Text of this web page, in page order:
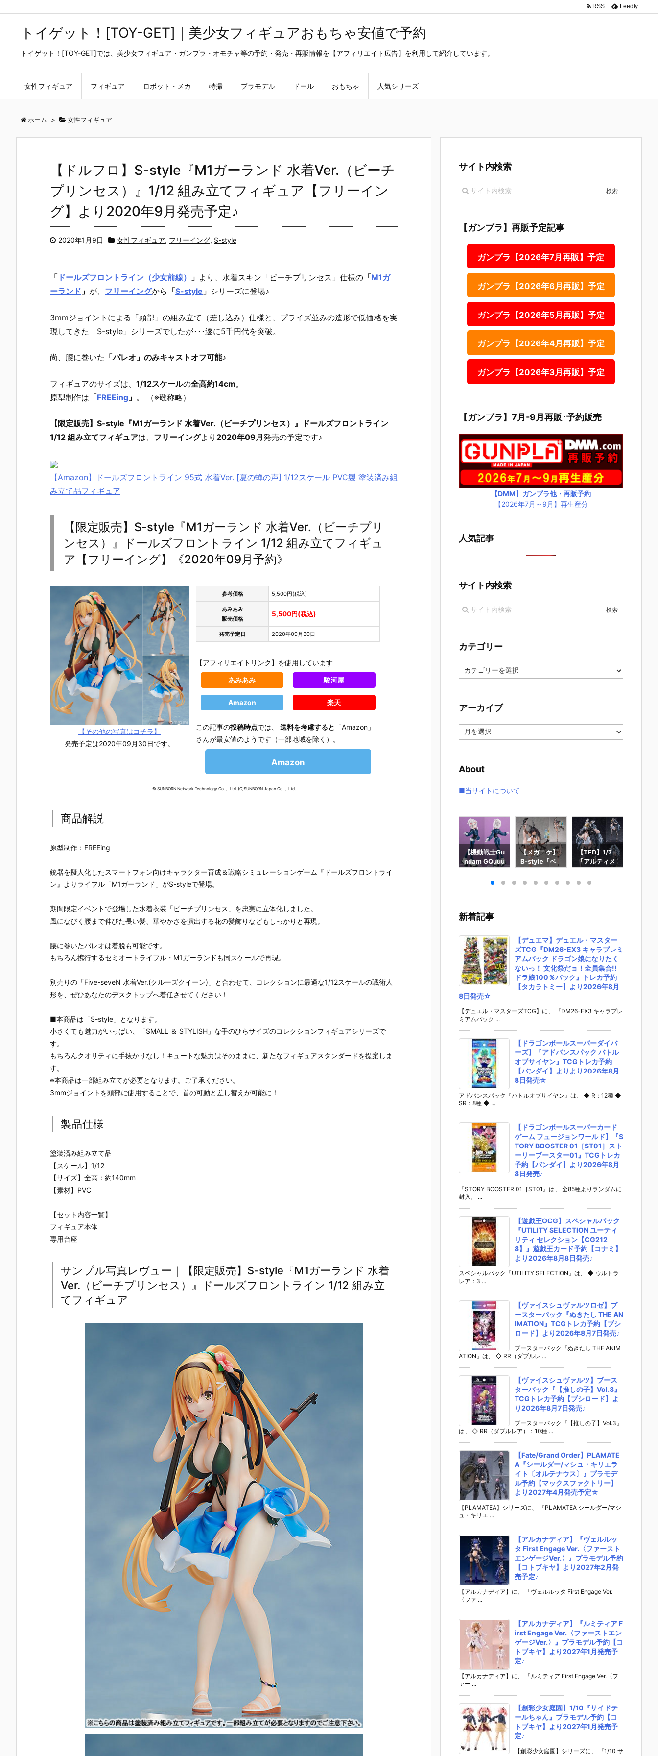
トイゲット！[TOY-GET]｜美少女フィギュアおもちゃ安値で予約
トイゲット！[TOY-GET]では、美少女フィギュア・ガンプラ・オモチャ等の予約・発売・再販情報を【アフィリエイト広告】を利用して紹介しています。
女性フィギュア フィギュア ロボット・メカ 特撮 プラモデル ドール おもちゃ 人気シリーズ
RSS Feedly
ホーム > 女性フィギュア
【ドルフロ】S-style『M1ガーランド 水着Ver.（ビーチ
プリンセス）』1/12 組み立てフィギュア【フリーイン
グ】より2020年9月発売予定♪
2020年1月9日 女性フィギュア, フリーイング, S-style
「 ドールズフロントライン（少女前線） 」 より、 水着スキン「ビーチプリンセス」仕様の 「M1ガ
ーランド 」 が、 フリーイングから 「S-style 」 シリーズに登場♪
3mmジョイントによる「頭部」の組み立て（差し込み）仕様と、プライズ並みの造形で低価格を実
現してきた「S-style」シリーズでしたが･･･遂に5千円代を突破。
尚、腰に巻いた 「パレオ」のみキャストオフ可能♪
フィギュアのサイズは、 1/12スケールの全高約14cm。
原型制作は 「FREEing 」 。 （※敬称略）
【限定販売】S-style『M1ガーランド 水着Ver.（ビーチプリンセス）』ドールズフロントライン
1/12 組み立てフィギュアは、 フリーイングより 2020年09月 発売の予定です♪
【Amazon】ドールズフロントライン 95式 水着Ver. [夏の蝉の声] 1/12スケール PVC製 塗装済み組
み立て品フィギュア
【限定販売】S-style『M1ガーランド 水着Ver.（ビーチプリ
ンセス）』ドールズフロントライン 1/12 組み立てフィギュ
ア【フリーイング】《2020年09月予約》
【その他の写真はコチラ】
発売予定は2020年09月30日です。
参考価格 5,500円(税込)
あみあみ
販売価格
5,500円(税込)
発売予定日 2020年09月30日
【アフィリエイトリンク】を使用しています
あみあみ 駿河屋
Amazon 楽天
この記事の投稿時点では、送料を考慮すると 「Amazon」
さんが最安値のようです（一部地域を除く）。
Amazon
© SUNBORN Network Technology Co.， Ltd. (C)SUNBORN Japan Co.， Ltd.
商品解説
原型制作：FREEing
銃器を擬人化したスマートフォン向けキャラクター育成＆戦略シミュレーションゲーム『ドールズフロントライ
ン』よりライフル「M1ガーランド」がS-styleで登場。
期間限定イベントで登場した水着衣装「ビーチプリンセス」を忠実に立体化しました。
風になびく腰まで伸びた長い髪、華やかさを演出する花の髪飾りなどもしっかりと再現。
腰に巻いたパレオは着脱も可能です。
もちろん携行するセミオートライフル・M1ガーランドも同スケールで再現。
別売りの「Five-seveN 水着Ver.(クルーズクイーン)」と合わせて、コレクションに最適な1/12スケールの戦術人
形を、ぜひあなたのデスクトップへ着任させてください！
■本商品は「S-style」となります。
小さくても魅力がいっぱい、「SMALL ＆ STYLISH」な手のひらサイズのコレクションフィギュアシリーズで
す。
もちろんクオリティに手抜かりなし！キュートな魅力はそのままに、新たなフィギュアスタンダードを提案しま
す。
※本商品は一部組み立てが必要となります。ご了承ください。
3mmジョイントを頭部に使用することで、首の可動と差し替えが可能に！！
製品仕様
塗装済み組み立て品
【スケール】1/12
【サイズ】全高：約140mm
【素材】PVC
【セット内容一覧】
フィギュア本体
専用台座
サンプル写真レヴュー｜【限定販売】S-style『M1ガーランド 水着
Ver.（ビーチプリンセス）』ドールズフロントライン 1/12 組み立
てフィギュア
サイト内検索
【ガンプラ】再販予定記事
ガンプラ【2026年7月再販】予定
ガンプラ【2026年6月再販】予定
ガンプラ【2026年5月再販】予定
ガンプラ【2026年4月再販】予定
ガンプラ【2026年3月再販】予定
【ガンプラ】7月-9月再販･予約販売
【DMM】ガンプラ他・再販予約
【2026年7月～9月】再生産分
人気記事
サイト内検索
カテゴリー
カ
テ
ー
アーカイブ
ー
ブ
About
■当サイトについて
ー』The First
ュア予約【マ
トリー】より
【ロックマ
ィックシリー
ズ『ロール』
フィギュア予
ラス】より20
26年8月再販
予定♪
ルミズム『ク
ロノ』『マー
ル』FORM-I
予約【スクウ
ェア･エニッ
クス】より20
予定☆
薙素子（くさ
なぎ もとこ）
ORIGINAL C
TION』GHO
ST IN THE S
HELL 完成品
s！】より20
27年3月発売
フィギュアビ
ディアナ』1/
7 完成品フィ
ギュア予約
月発売予定♪
E】『ニディ
予約【WHY S
O SERIOU
S？】より20
クトップリア
【機動戦士Gu
ndam GQuuu
aらいと『ド
フィギュア予
ス】より202
6年7月発売予
定♪
【メガニケ】
B-style『ベ
ントラビッ
2026年12月
発売予定☆
【TFD】1/7
『アルティメ
ー』The First
2027年7月発
売予定☆
新着記事
【デュエマ】デュエル・マスター
ズTCG『DM26-EX3 キャラプレミ
アムパック ドラゴン娘になりたく
ないっ！ 文化祭だョ！全員集合!!
ドラ娘100％パック』トレカ予約
【タカラトミー】より2026年8月
8日発売☆
【デュエル・マスターズTCG】に、 『DM26-EX3 キャラプレ
ミアムパック ...
【ドラゴンボールスーパーダイバ
ーズ】『アドバンスパック バトル
オブサイヤン』TCGトレカ予約
【バンダイ】よりより2026年8月
8日発売☆
アドバンスパック『バトルオブサイヤン』は、 ◆ R：12種 ◆
SR：8種 ◆ ...
【ドラゴンボールスーパーカード
ゲーム フュージョンワールド】『S
TORY BOOSTER 01［ST01］スト
ーリーブースター01』TCGトレカ
予約【バンダイ】より2026年8月
8日発売♪
『STORY BOOSTER 01［ST01』は、 全85種よりランダムに
封入。 ...
【遊戯王OCG】スペシャルパック
『UTILITY SELECTION ユーティ
リティ セレクション【CG212
8】』遊戯王カード予約【コナミ】
より2026年8月8日発売♪
スペシャルパック『UTILITY SELECTION』は、 ◆ ウルトラ
レア：3 ...
【ヴァイスシュヴァルツロゼ】ブ
ースターパック『ぬきたし THE AN
IMATION』TCGトレカ予約【ブシ
ロード】より2026年8月7日発売♪
ブースターパック『ぬきたし THE ANIM
ATION』は、 ◇ RR（ダブルレ ...
【ヴァイスシュヴァルツ】ブース
ターパック『【推しの子】Vol.3』
TCGトレカ予約【ブシロード】よ
り2026年8月7日発売♪
ブースターパック『【推しの子】Vol.3』
は、 ◇ RR（ダブルレア）：10種 ...
【Fate/Grand Order】PLAMATE
A『シールダー/マシュ・キリエラ
イト〔オルテナウス〕』プラモデ
ル予約【マックスファクトリー】
より2027年4月発売予定☆
【PLAMATEA】シリーズに、 『PLAMATEA シールダー/マシ
ュ・キリエ ...
【アルカナディア】『ヴェルルッ
タ First Engage Ver.〈ファースト
エンゲージVer.〉』プラモデル予約
【コトブキヤ】より2027年2月発
売予定♪
【アルカナディア】に、 「ヴェルルッタ First Engage Ver.
〈ファ ...
【アルカナディア】『ルミティア F
irst Engage Ver.〈ファーストエン
ゲージVer.〉』プラモデル予約【コ
トブキヤ】より2027年1月発売予
定♪
【アルカナディア】に、 「ルミティア First Engage Ver.〈フ
ァー ...
【創彩少女庭園】1/10『サイドテ
ールちゃん』プラモデル予約【コ
トブキヤ】より2027年1月発売予
定♪
【創彩少女庭園】シリーズに、 『1/10 サ